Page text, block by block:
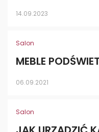
14.09.2023
Salon
MEBLE
06.09.2021
Salon